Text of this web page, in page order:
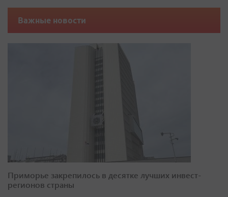
Важные новости
Приморье закрепилось в десятке лучших инвест-
регионов страны